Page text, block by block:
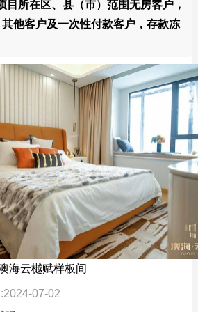
目所在区、县（市）范围无房客户，
他客户及一次性付款客户，存款冻
海云樾赋样板间
07-02